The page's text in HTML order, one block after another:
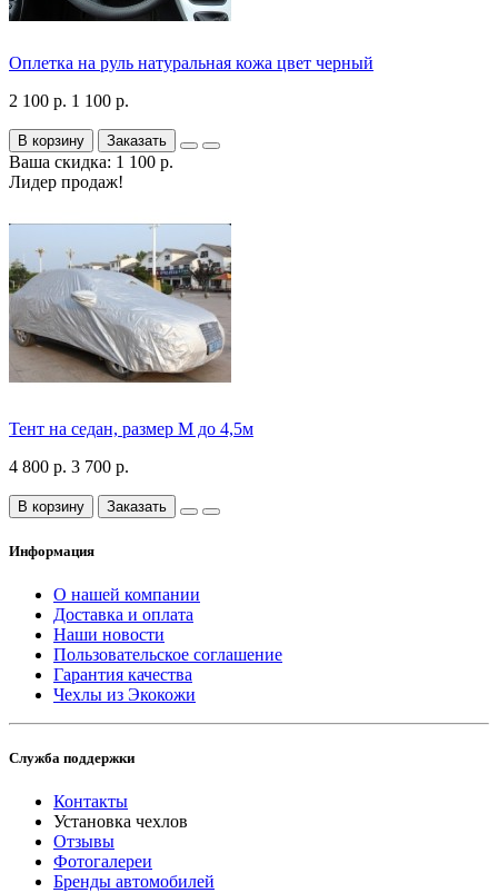
Оплетка на руль натуральная кожа цвет черный
2 100 р. 1 100 р.
В корзину Заказать
Ваша скидка: 1 100 р.
Лидер продаж!
Тент на седан, размер М до 4,5м
4 800 р. 3 700 р.
В корзину Заказать
Информация
О нашей компании
Доставка и оплата
Наши новости
Пользовательское соглашение
Гарантия качества
Чехлы из Экокожи
Служба поддержки
Контакты
Установка чехлов
Отзывы
Фотогалереи
Бренды автомобилей